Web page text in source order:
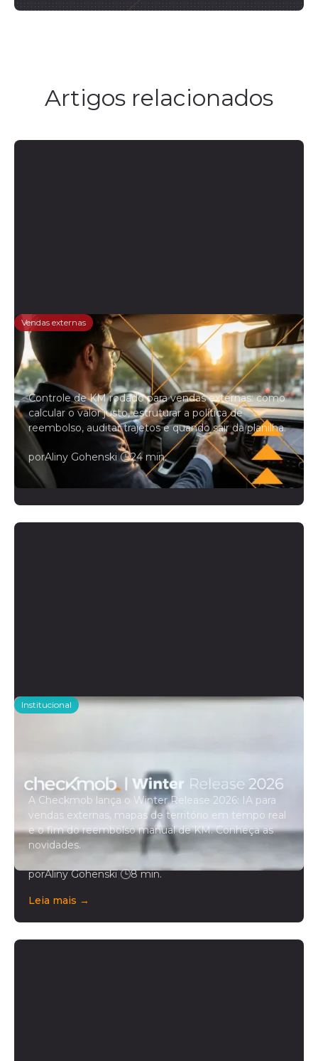
Artigos relacionados
Vendas externas
Controle de KM rodado para
vendedores externos: o guia
completo
Controle de KM rodado para vendas externas: como
calcular o valor justo, estruturar a política de
reembolso, auditar trajetos e quando sair da planilha.
porAliny Gohenski| 24 min.
Leia mais →
Institucional
Checkmob anuncia o Winter
operação de campo
A Checkmob lança o Winter Release 2026: IA para
vendas externas, mapas de território em tempo real
e o fim do reembolso manual de KM. Conheça as
novidades.
porAliny Gohenski| 8 min.
Leia mais →